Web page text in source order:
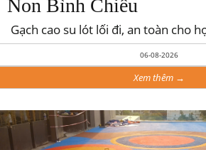
Non Bình Chiểu
Gạch cao su lót lối đi, an toàn cho
06-08-2026
Xem thêm →